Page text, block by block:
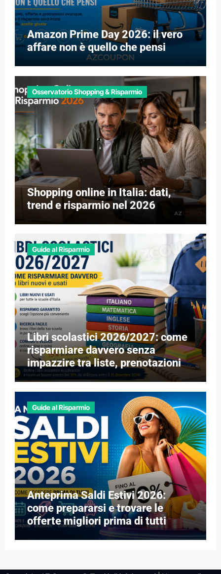
Amazon Prime Day 2026: il vero
affare non è quello che pensi
Osservatorio Shopping & Risparmio
Shopping online in Italia: dati,
trend e risparmio nel 2026
Guide al Risparmio
Libri scolastici 2026/2027: come
risparmiare davvero senza
impazzire tra liste, prenotazioni e
libri esauriti
Guide al Risparmio
Anteprima Saldi Estivi 2026:
come prepararsi e trovare le
offerte migliori prima di tutti